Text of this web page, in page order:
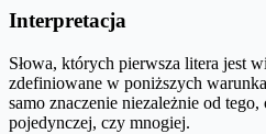
Interpretacja
Słowa, których pierwsza litera jest
zdefiniowane w poniższych
samo znaczenie niezależnie od
pojedynczej, czy mnogiej.